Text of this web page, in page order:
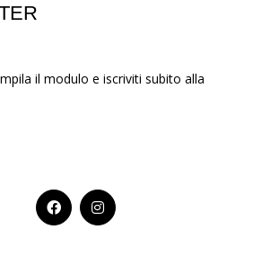
il modulo e iscriviti subito alla